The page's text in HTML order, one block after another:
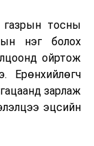
тосны
нэг болох
ойртож
Ерөнхийлөгч
зарлаж
эцсийн